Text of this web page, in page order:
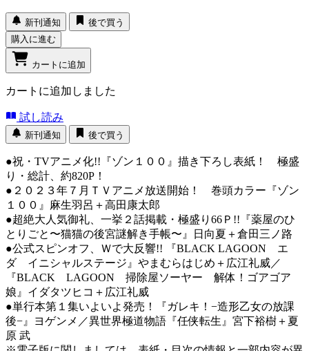
新刊通知
後で買う
購入に進む
カートに追加
カートに追加しました
試し読み
新刊通知 後で買う
●祝・TVアニメ化!!『ゾン１００』描き下ろし表紙！ 極盛
り・総計、約820P！
●２０２３年７月ＴＶアニメ放送開始！ 巻頭カラー『ゾン
１００』麻生羽呂＋高田康太郎
●超絶大人気御礼、一挙２話掲載・極盛り66Ｐ!!『薬屋のひ
とりごと〜猫猫の後宮謎解き手帳〜』日向夏＋倉田三ノ路
●公式スピンオフ、Ｗで大反響!! 『BLACK LAGOON エ
ダ イニシャルステージ』やまむらはじめ＋広江礼威／
『BLACK LAGOON 掃除屋ソーヤー 解体！ゴアゴア
娘』イダタツヒコ＋広江礼威
●単行本第１集いよいよ発売！『ガレキ！−造形乙女の放課
後−』ヨゲンメ／異世界極道物語『任侠転生』宮下裕樹＋夏
原 武